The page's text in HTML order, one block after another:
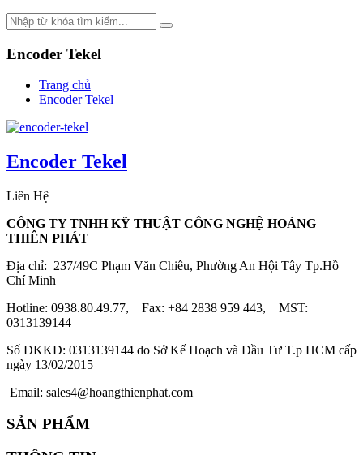
Encoder Tekel
Trang chủ
Encoder Tekel
Encoder Tekel
Liên Hệ
CÔNG TY TNHH KỸ THUẬT CÔNG NGHỆ HOÀNG
THIÊN PHÁT
Địa chỉ: 237/49C Phạm Văn Chiêu, Phường An Hội Tây Tp.Hồ
Chí Minh
Hotline: 0938.80.49.77, Fax: +84 2838 959 443, MST:
0313139144
Số ĐKKD: 0313139144 do Sở Kế Hoạch và Đầu Tư T.p HCM cấp
ngày 13/02/2015
Email: sales4@hoangthienphat.com
SẢN PHẨM